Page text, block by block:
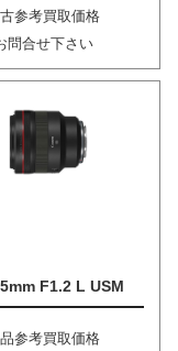
参考買取価格
問合せ下さい
F1.2 L USM
参考買取価格